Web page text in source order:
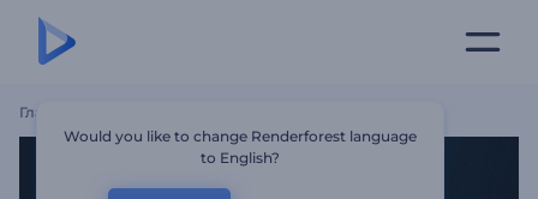
Главная
Would you like to change Renderforest language
to English?